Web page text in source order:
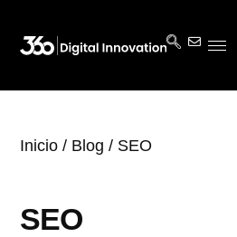
Inicio / Blog / SEO
SEO